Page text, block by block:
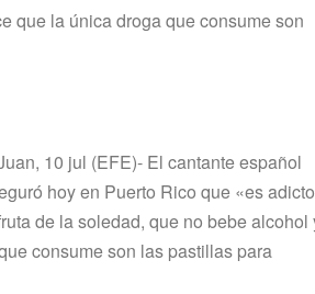
que la única droga que consume son
10 jul (EFE)- El cantante español
hoy en Puerto Rico que «es adicto
de la soledad, que no bebe alcohol
consume son las pastillas para